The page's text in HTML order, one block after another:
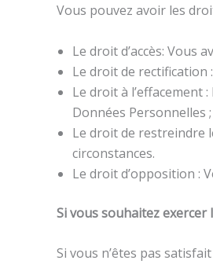
Vous pouvez avoir les
Le droit d’accès: Vous
Le droit de rectification
Le droit à l’effacement
Données Personnelles ;
Le droit de restreindre
circonstances.
Le droit d’opposition :
Si vous souhaitez exercer
Si vous n’êtes pas